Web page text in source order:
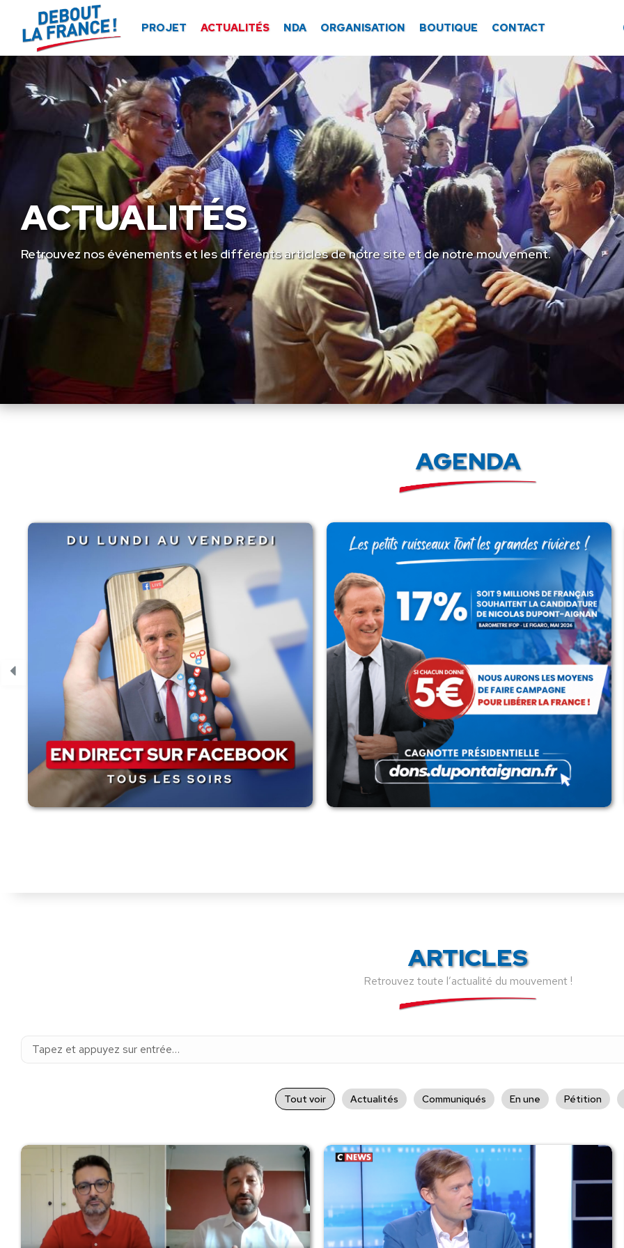
PROJET ACTUALITÉS NDA ORGANISATION BOUTIQUE CONTACT
ACTUALITÉS
Retrouvez nos événements et les différents articles de notre site et de notre mouvement.
AGENDA
ARTICLES
Retrouvez toute l’actualité du mouvement !
Recherche
Tout voir Actualités Communiqués En une Pétition
Panneau de gestion des cookies